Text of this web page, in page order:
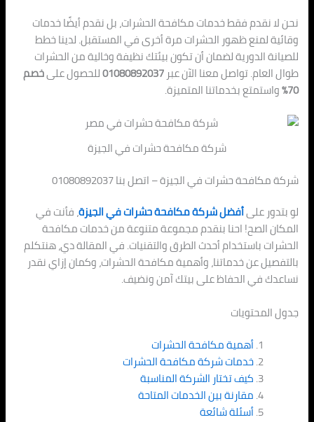
نحن لا نقدم فقط خدمات مكافحة الحشرات، بل نقدم أيضًا خدمات
وقائية لمنع ظهور الحشرات مرة أخرى في المستقبل. لدينا خطط
للصيانة الدورية لضمان أن تكون بيئتك نظيفة وخالية من الحشرات
طوال العام. تواصل معنا الآن عبر01080892037للحصول علىخصم
70% واستمتع بخدماتنا المتميزة.
شركة مكافحة حشرات في الجيزة
شركة مكافحة حشرات في الجيزة – اتصل بنا 01080892037
لو بتدور علىأفضل شركة مكافحة حشرات في الجيزة، فأنت في
المكان الصح! احنا بنقدم مجموعة متنوعة من خدمات مكافحة
الحشرات باستخدام أحدث الطرق والتقنيات. في المقالة دي، هنتكلم
بالتفصيل عن خدماتنا، وأهمية مكافحة الحشرات، وكمان إزاي نقدر
نساعدك في الحفاظ على بيتك آمن ونضيف.
جدول المحتويات
أهمية مكافحة الحشرات
خدمات شركة مكافحة الحشرات
كيف تختار الشركة المناسبة
مقارنة بين الخدمات المتاحة
أسئلة شائعة